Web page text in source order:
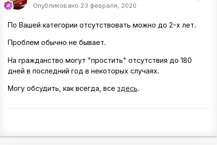
Опубликовано 23 февраля, 2020
По Вашей категории отсутствовать можно до 2-х лет.
Проблем обычно не бывает.
На гражданство могут "простить" отсутствия до 180
дней в последний год в некоторых случаях.
Могу обсудить, как всегда, все здесь.